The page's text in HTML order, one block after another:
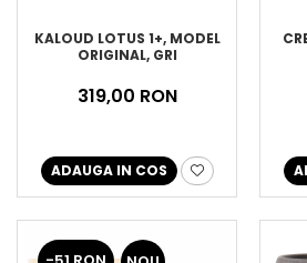
KALOUD LOTUS 1+, MODEL
ORIGINAL, GRI
319,00 RON
ADAUGA IN COS